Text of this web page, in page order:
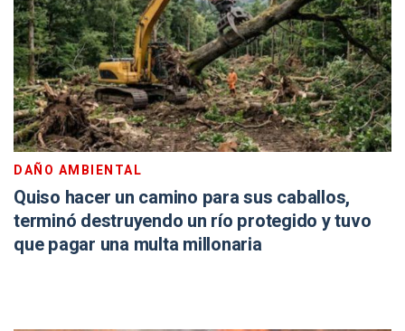
DAÑO AMBIENTAL
Quiso hacer un camino para sus caballos,
terminó destruyendo un río protegido y tuvo
que pagar una multa millonaria